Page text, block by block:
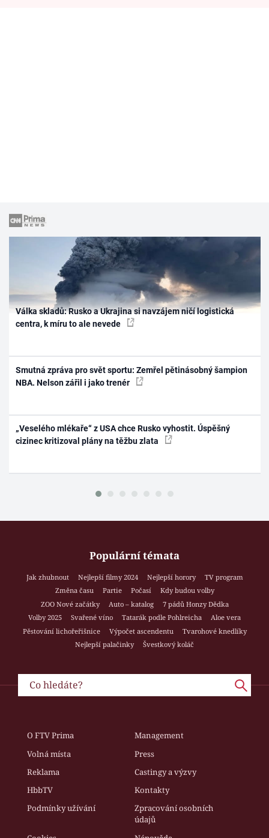
Válka skladů: Rusko a Ukrajina si navzájem ničí logistická
centra, k míru to ale nevede
Smutná zpráva pro svět sportu: Zemřel pětinásobný šampion
NBA. Nelson zářil i jako trenér
„Veselého mlékaře“ z USA chce Rusko vyhostit. Úspěšný
cizinec kritizoval plány na těžbu zlata
Populární témata
Jak zhubnout Nejlepší filmy 2024 Nejlepší horory
TV program
Změna času
Partie Počasí
Kdy budou volby
ZOO Nové začátky
Auto – katalog
7 pádů Honzy Dědka
Volby 2025
Svařené víno Tatarák podle Pohlreicha
Aloe vera
Pěstování lichořeřišnice
Výpočet ascendentu
Tvarohové knedlíky
Nejlepší palačinky
Švestkový koláč
O FTV Prima
Management
Volná místa
Press
Reklama
Castingy a výzvy
HbbTV
Kontakty
Podmínky užívání
Zpracování osobních
údajů